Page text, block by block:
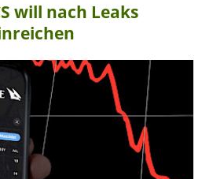
will nach Leaks